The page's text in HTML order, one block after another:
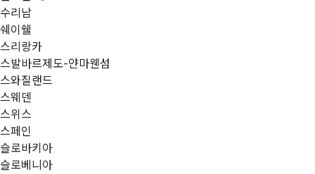
수리남
쉐이쉘
스리랑카
스발바르제도-얀마웬섬
스와질랜드
스웨덴
스위스
스페인
슬로바키아
슬로베니아